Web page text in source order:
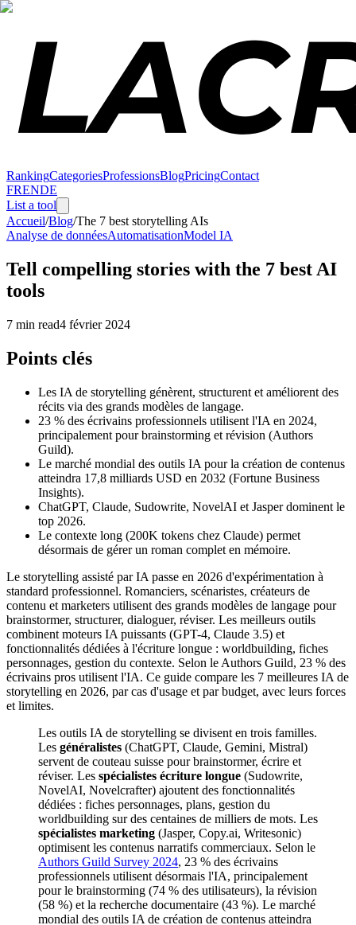
RankingCategoriesProfessionsBlogPricingContact
FRENDE
List a tool
Accueil/Blog/The 7 best storytelling AIs
Analyse de donnéesAutomatisationModel IA
Tell compelling stories with the 7 best AI
tools
7 min read4 février 2024
Points clés
Les IA de storytelling génèrent, structurent et améliorent des
récits via des grands modèles de langage.
23 % des écrivains professionnels utilisent l'IA en 2024,
principalement pour brainstorming et révision (Authors
Guild).
Le marché mondial des outils IA pour la création de contenus
atteindra 17,8 milliards USD en 2032 (Fortune Business
Insights).
ChatGPT, Claude, Sudowrite, NovelAI et Jasper dominent le
top 2026.
Le contexte long (200K tokens chez Claude) permet
désormais de gérer un roman complet en mémoire.
Le storytelling assisté par IA passe en 2026 d'expérimentation à
standard professionnel. Romanciers, scénaristes, créateurs de
contenu et marketers utilisent des grands modèles de langage pour
brainstormer, structurer, dialoguer, réviser. Les meilleurs outils
combinent moteurs IA puissants (GPT-4, Claude 3.5) et
fonctionnalités dédiées à l'écriture longue : worldbuilding, fiches
personnages, gestion du contexte. Selon le Authors Guild, 23 % des
écrivains pros utilisent l'IA. Ce guide compare les 7 meilleures IA de
storytelling en 2026, par cas d'usage et par budget, avec leurs forces
et limites.
Les outils IA de storytelling se divisent en trois familles.
Les généralistes (ChatGPT, Claude, Gemini, Mistral)
servent de couteau suisse pour brainstormer, écrire et
réviser. Les spécialistes écriture longue (Sudowrite,
NovelAI, Novelcrafter) ajoutent des fonctionnalités
dédiées : fiches personnages, plans, gestion du
worldbuilding sur des centaines de milliers de mots. Les
spécialistes marketing (Jasper, Copy.ai, Writesonic)
optimisent les contenus narratifs commerciaux. Selon le
Authors Guild Survey 2024, 23 % des écrivains
professionnels utilisent désormais l'IA, principalement
pour le brainstorming (74 % des utilisateurs), la révision
(58 %) et la recherche documentaire (43 %). Le marché
mondial des outils IA de création de contenus atteindra